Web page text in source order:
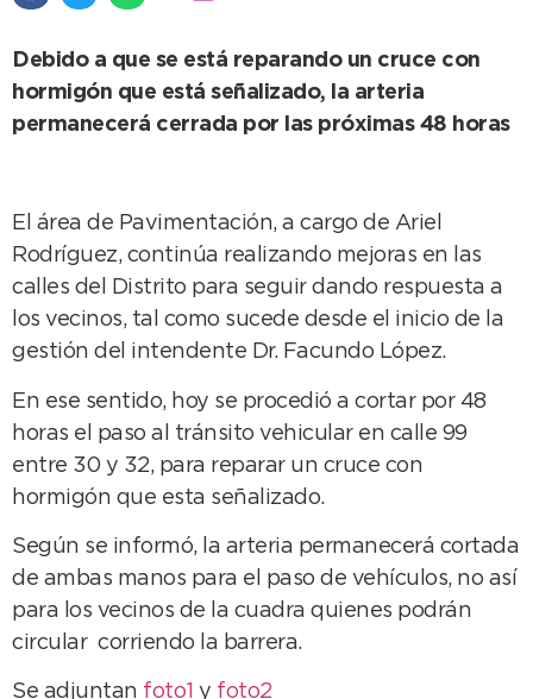
Debido a que se está reparando un cruce con
hormigón que está señalizado, la arteria
permanecerá cerrada por las próximas 48 horas
El área de Pavimentación, a cargo de Ariel
Rodríguez, continúa realizando mejoras en las
calles del Distrito para seguir dando respuesta a
los vecinos, tal como sucede desde el inicio de la
gestión del intendente Dr. Facundo López.
En ese sentido, hoy se procedió a cortar por 48
horas el paso al tránsito vehicular en calle 99
entre 30 y 32, para reparar un cruce con
hormigón que esta señalizado.
Según se informó, la arteria permanecerá cortada
de ambas manos para el paso de vehículos, no así
para los vecinos de la cuadra quienes podrán
circular corriendo la barrera.
Se adjuntan foto1 y foto2